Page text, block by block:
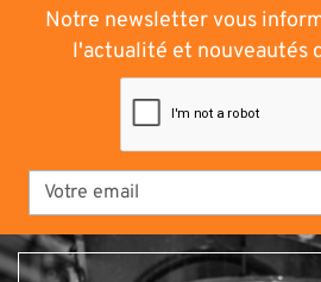
Notre newsletter vous
l'actualité et nouveautés